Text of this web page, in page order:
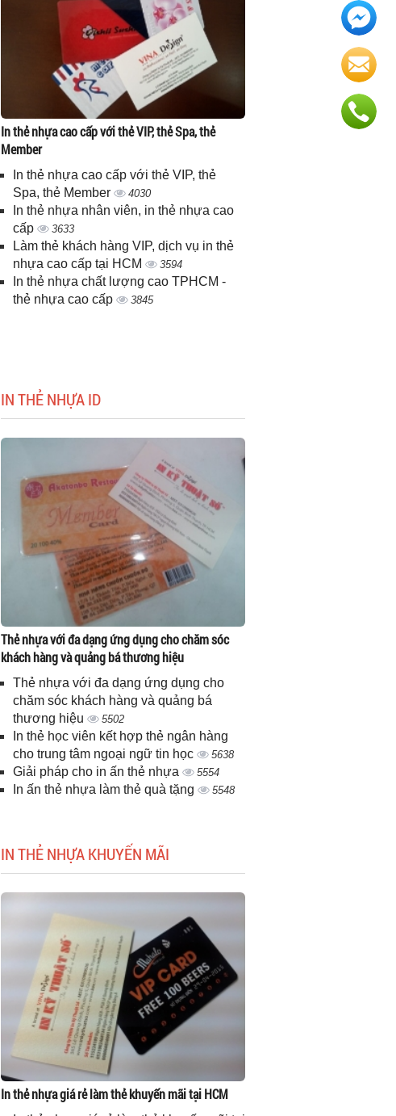
In thẻ nhựa cao cấp với thẻ VIP, thẻ Spa, thẻ
Member
In thẻ nhựa cao cấp với thẻ VIP, thẻ
Spa, thẻ Member
4030
In thẻ nhựa nhân viên, in thẻ nhựa cao
cấp
3633
Làm thẻ khách hàng VIP, dịch vụ in thẻ
nhựa cao cấp tại HCM
3594
In thẻ nhựa chất lượng cao TPHCM -
thẻ nhựa cao cấp
3845
IN THẺ NHỰA ID
Thẻ nhựa với đa dạng ứng dụng cho chăm sóc
khách hàng và quảng bá thương hiệu
Thẻ nhựa với đa dạng ứng dụng cho
chăm sóc khách hàng và quảng bá
thương hiệu
5502
In thẻ học viên kết hợp thẻ ngân hàng
cho trung tâm ngoại ngữ tin học
5638
Giải pháp cho in ấn thẻ nhựa 5554
In ấn thẻ nhựa làm thẻ quà tặng 5548
IN THẺ NHỰA KHUYẾN MÃI
In thẻ nhựa giá rẻ làm thẻ khuyến mãi tại HCM